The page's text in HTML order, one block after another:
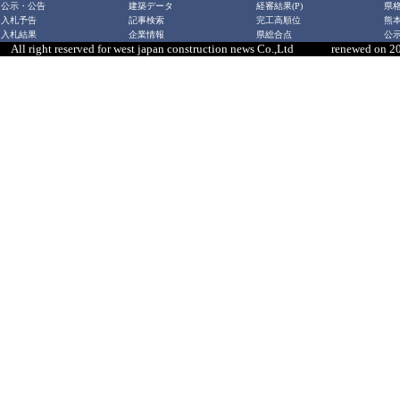
公示・公告
建築データ 経審結果(P)
県
入札予告
記事検索 完工高順位
熊
入札結果
企業情報 県総合点 公
All right reserved for west japan construction news Co.,Ltd renewed on